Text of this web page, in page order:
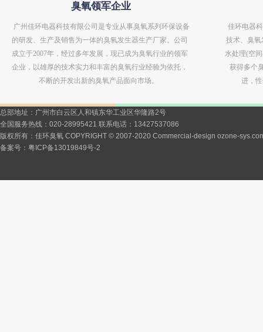
臭氧领军企业
广州佳环电器科技有限公司是专业从事臭氧系列环保设备
的研发、生产及销售为一体的臭氧发生器生产厂家。公司
成立于2007年，经过多年发展，现已成为臭氧行业的领军
企业，以雄厚的技术实力和丰富的臭氧行业经验为依托，
不断的开发出新的臭氧产品面向市场。
佳环电器
技术、臭
水处理(空
获得多个
进，
总部地址：广州市白云区人和镇东华工业区华隆路2号
全国服务热线：020-28995421 联系电话：13427537086
版权所有：佳环臭氧 COPYRIGHT © 2007-2020 Commercial-design ozone-
备案号： 粤ICP备13019849号-2